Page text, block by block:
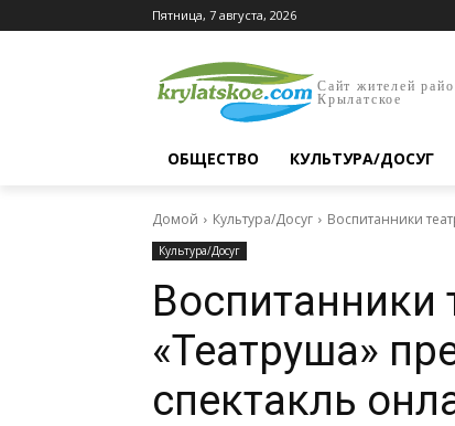
Пятница, 7 августа, 2026
Сайт жителей
Крылатское
ОБЩЕСТВО КУЛЬТУРА/ДОСУГ
Домой Культура/Досуг Воспитанники
Культура/Досуг
Воспитанники
«Театруша»
спектакль